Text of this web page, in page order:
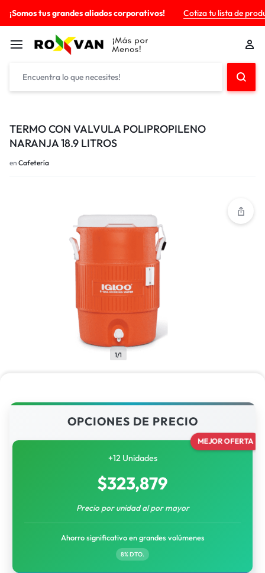
¡Somos tus grandes aliados corporativos! Cotiza tu lista de
TERMO CON VALVULA POLIPROPILENO
NARANJA 18.9 LITROS
en Cafetería
1/1
OPCIONES DE PRECIO
MEJOR OFERTA
+12 Unidades
$323,879
Precio por unidad al por mayor
Ahorro significativo en grandes volúmenes
8% DTO.